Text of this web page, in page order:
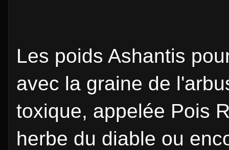
Les poids Ashantis
avec la graine de
toxique, appelée Pois
herbe du diable ou